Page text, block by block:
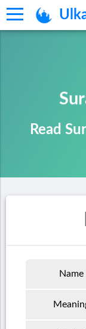
Read
Name